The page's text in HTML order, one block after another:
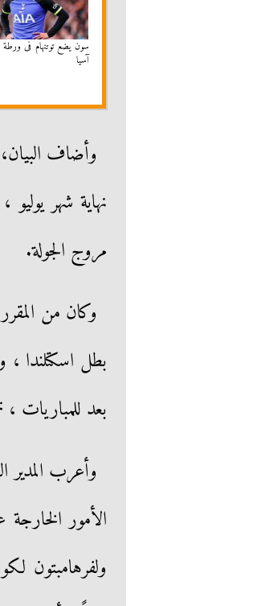
سون يضع توتنهام فى
آسيا
وأضاف
نهاية شهر يوليو
مروج الجولة.
وكان من
بطل اسكتلندا ،
بعد للمباريات
وأعرب المدير
الأمور
ولفرهامبتون